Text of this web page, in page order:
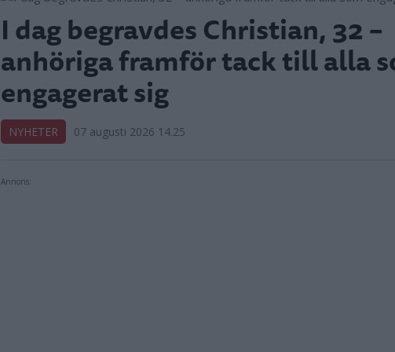
I dag begravdes Christian, 32 –
anhöriga framför tack till alla
engagerat sig
NYHETER 07 augusti 2026 14.25
Annons: